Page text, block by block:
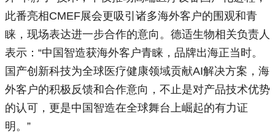
此番亮相CMEF展会更吸引诸多海外客户的围观和青
睐，现场表达进一步合作的意向。德适生物相关负责人
表示：“中国智造获海外客户青睐，品牌出海正当时。
国产创新科技为全球医疗健康领域贡献AI解决方案，海
外客户的积极反馈和合作意向，不止是对产品技术优势
的认可，更是中国智造在全球舞台上崛起的有力证
明。”